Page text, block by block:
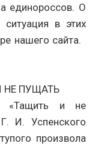
единороссов. О
в этих
нашего сайта.
НЕ ПУЩАТЬ
«Тащить и не
И. Успенского
произвола